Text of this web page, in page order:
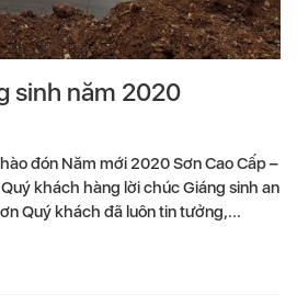
sinh năm 2020
đón Năm mới 2020 Sơn Cao Cấp –
khách hàng lời chúc Giáng sinh an
Quý khách đã luôn tin tưởng,...